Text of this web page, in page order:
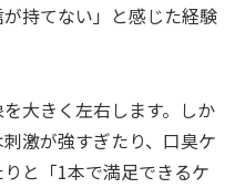
持てない」と感じた経験
大きく左右します。しか
激が強すぎたり、口臭ケ
と「1本で満足できるケ